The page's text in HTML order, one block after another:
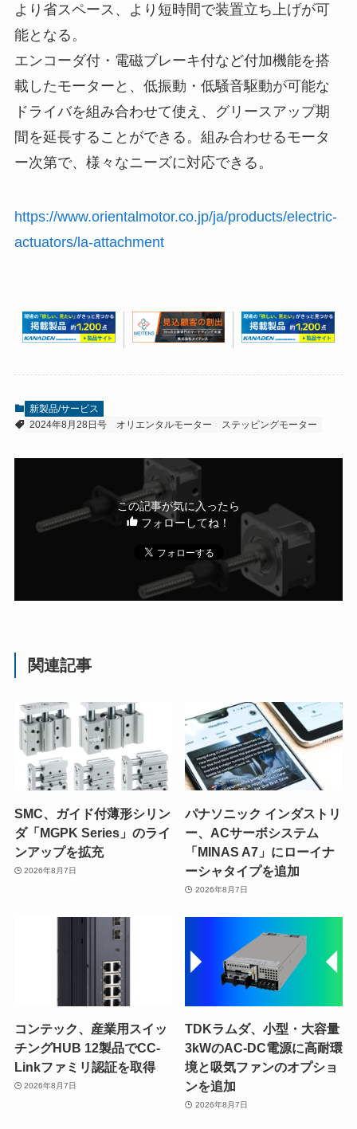
より省スペース、より短時間で装置立ち上げが可
能となる。
エンコーダ付・電磁ブレーキ付など付加機能を搭
載したモーターと、低振動・低騒音駆動が可能な
ドライバを組み合わせて使え、グリースアップ期
間を延長することができる。組み合わせるモータ
ー次第で、様々なニーズに対応できる。
https://www.orientalmotor.co.jp/ja/products/electric-
actuators/la-attachment
新製品/サービス
2024年8月28日号
オリエンタルモーター ステッピングモーター
この記事が気に入ったら
フォローしてね！
関連記事
SMC、ガイド付薄形シリン
ダ「MGPK Series」のライ
ンアップを拡充
2026年8月7日
パナソニック インダストリ
ー、ACサーボシステム
「MINAS A7」にローイナ
ーシャタイプを追加
2026年8月7日
コンテック、産業用スイッ
チングHUB 12製品でCC-
Linkファミリ認証を取得
2026年8月7日
TDKラムダ、小型・大容量
3kWのAC-DC電源に高耐環
境と吸気ファンのオプショ
ンを追加
2026年8月7日